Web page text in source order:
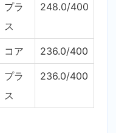
プラ
ス
248.0/400
コア 236.0/400
プラ
ス
236.0/400